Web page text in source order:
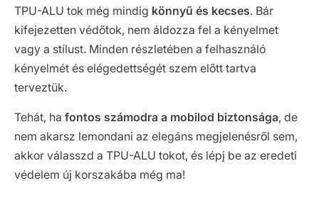
TPU-ALU tok még mindig könnyű és kecses. Bár
kifejezetten védőtok, nem áldozza fel a kényelmet
vagy a stílust. Minden részletében a felhasználó
kényelmét és elégedettségét szem előtt tartva
terveztük.
Tehát, ha fontos számodra a mobilod biztonsága, de
nem akarsz lemondani az elegáns megjelenésről sem,
akkor válasszd a TPU-ALU tokot, és lépj be az eredeti
védelem új korszakába még ma!